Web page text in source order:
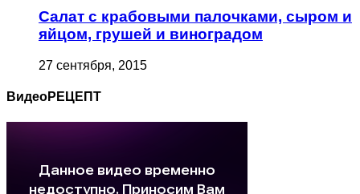
Cалат с крабовыми палочками, сыром и
яйцом, грушей и виноградом
27 сентября, 2015
ВидеоРЕЦЕПТ